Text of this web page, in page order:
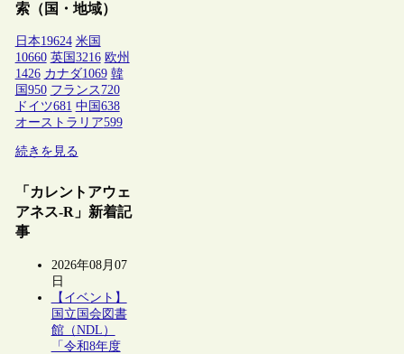
索（国・地域）
日本19624 米国
10660 英国 3216 欧州
1426 カナダ1069 韓
国 950 フランス 720
ドイツ681 中国 638
オーストラリア599
続きを見る
「カレントアウェ
アネス-R」新着記
事
2026年08月07
日
【イベント】
国立国会図書
館（NDL）
「令和8年度